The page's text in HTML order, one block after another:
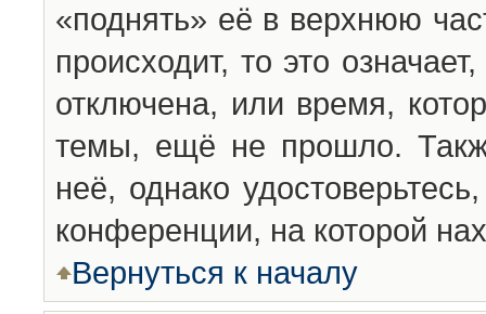
«поднять» её в верхнюю
происходит, то это
отключена, или время,
темы, ещё не прошло.
неё, однако
конференции, на которой
Вернуться к началу